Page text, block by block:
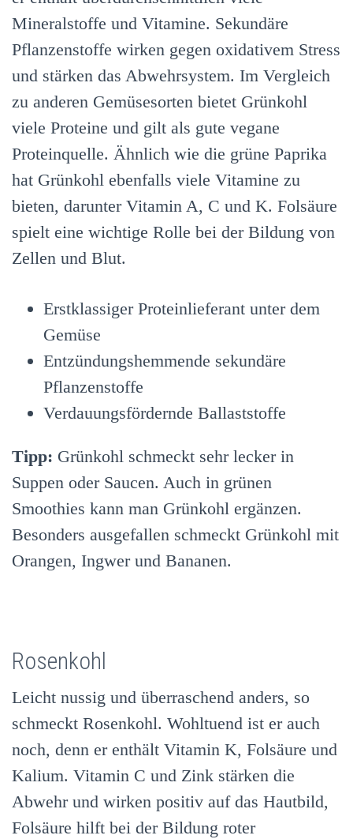
Mineralstoffe und Vitamine. Sekundäre
Pflanzenstoffe wirken gegen oxidativem Stress
und stärken das Abwehrsystem. Im Vergleich
zu anderen Gemüsesorten bietet Grünkohl
viele Proteine und gilt als gute vegane
Proteinquelle. Ähnlich wie die grüne Paprika
hat Grünkohl ebenfalls viele Vitamine zu
bieten, darunter Vitamin A, C und K. Folsäure
spielt eine wichtige Rolle bei der Bildung von
Zellen und Blut.
Erstklassiger Proteinlieferant unter dem
Gemüse
Entzündungshemmende sekundäre
Pflanzenstoffe
Verdauungsfördernde Ballaststoffe
Tipp: Grünkohl schmeckt sehr lecker in
Suppen oder Saucen. Auch in grünen
Smoothies kann man Grünkohl ergänzen.
Besonders ausgefallen schmeckt Grünkohl mit
Orangen, Ingwer und Bananen.
Rosenkohl
Leicht nussig und überraschend anders, so
schmeckt Rosenkohl. Wohltuend ist er auch
noch, denn er enthält Vitamin K, Folsäure und
Kalium. Vitamin C und Zink stärken die
Abwehr und wirken positiv auf das Hautbild,
Folsäure hilft bei der Bildung roter